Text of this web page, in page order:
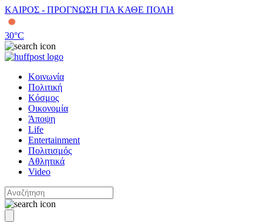
ΚΑΙΡΟΣ - ΠΡΟΓΝΩΣΗ ΓΙΑ ΚΑΘΕ ΠΟΛΗ
30°C
Κοινωνία
Πολιτική
Κόσμος
Οικονομία
Άποψη
Life
Entertainment
Πολιτισμός
Αθλητικά
Video